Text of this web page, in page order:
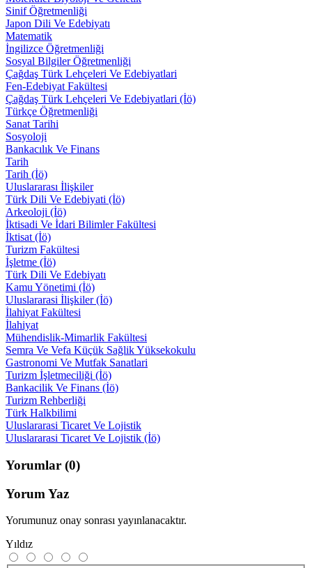
Sinif Öğretmenliği
Japon Dili Ve Edebiyatı
Matematik
İngilizce Öğretmenliği
Sosyal Bilgiler Öğretmenliği
Çağdaş Türk Lehçeleri Ve Edebiyatlari
Fen-Edebiyat Fakültesi
Çağdaş Türk Lehçeleri Ve Edebiyatlari (İö)
Türkçe Öğretmenliği
Sanat Tarihi
Sosyoloji
Bankacılık Ve Finans
Tarih
Tarih (İö)
Uluslararası İlişkiler
Türk Dili Ve Edebiyati (İö)
Arkeoloji (İö)
İktisadi Ve İdari Bilimler Fakültesi
İktisat (İö)
Turizm Fakültesi
İşletme (İö)
Türk Dili Ve Edebiyatı
Kamu Yönetimi (İö)
Uluslararasi İlişkiler (İö)
İlahiyat Fakültesi
İlahiyat
Mühendislik-Mimarlik Fakültesi
Semra Ve Vefa Küçük Sağlik Yüksekokulu
Gastronomi Ve Mutfak Sanatlari
Turizm İşletmeciliği (İö)
Bankacilik Ve Finans (İö)
Turizm Rehberliği
Türk Halkbilimi
Uluslararasi Ticaret Ve Lojistik
Uluslararasi Ticaret Ve Lojistik (İö)
Yorumlar (0)
Yorum Yaz
Yorumunuz onay sonrası yayınlanacaktır.
Yıldız